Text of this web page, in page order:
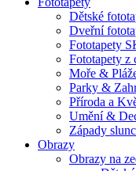
Dětské
Dveřní
Fototapety
Fototapety z
Moře &
Parky &
Příroda a
Umění &
Západy
Obrazy
Obrazy na